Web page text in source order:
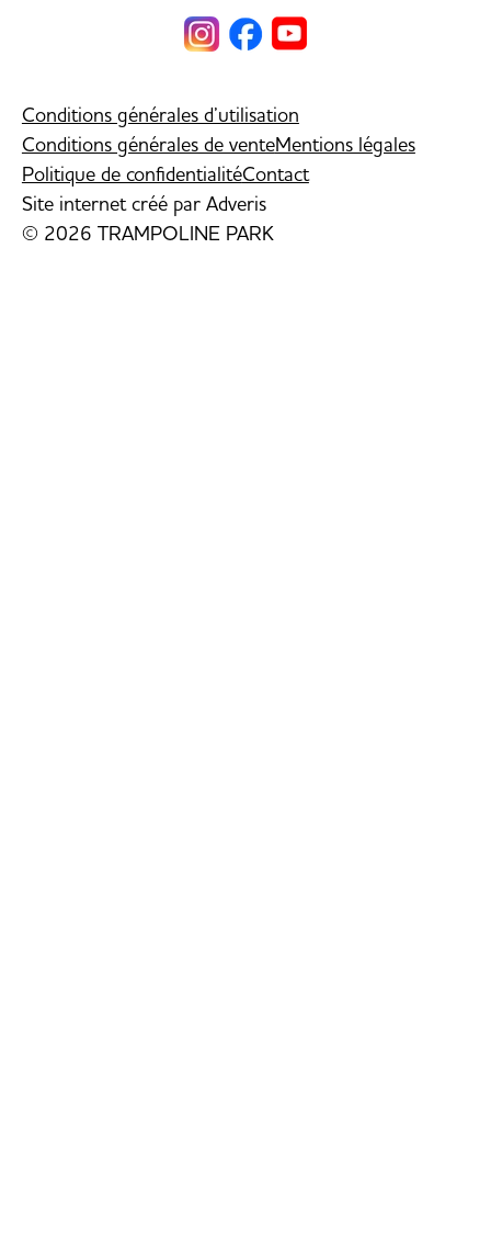
Conditions générales d’utilisation
Conditions générales de venteMentions légales
Politique de confidentialitéContact
Site internet créé par Adveris
© 2026 TRAMPOLINE PARK